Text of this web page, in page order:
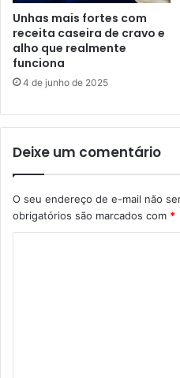
Unhas mais fortes com
receita caseira de cravo e
alho que realmente
funciona
4 de junho de 2025
Deixe um comentário
O seu endereço de e-mail não
obrigatórios são marcados com *